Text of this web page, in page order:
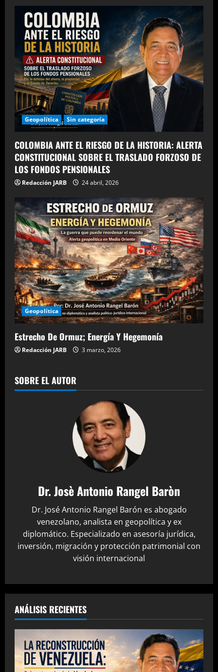
Geopolítica Sin categoría
COLOMBIA ANTE EL RIESGO DE LA HISTORIA: ALERTA
CONSTITUCIONAL SOBRE EL TRASLADO FORZOSO DE
LOS FONDOS PENSIONALES
Redacción JARB 24 abril, 2026
Geopolítica
Estrecho De Ormuz; Energía Y Hegemonía
Redacción JARB 3 marzo, 2026
SOBRE EL AUTOR
Dr. Josè Antonio Rangel Baròn
Dr. José Antonio Rangel Barón es abogado
venezolano, analista en geopolítica y ex
diplomático. Especializado en asesoría jurídica,
inversión, migración y protección patrimonial con
visión internacional
ANÁLISIS RECIENTES